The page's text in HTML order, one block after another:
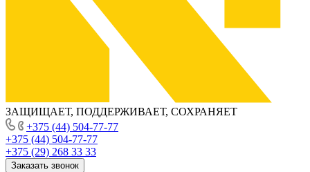
ЗАЩИЩАЕТ, ПОДДЕРЖИВАЕТ, СОХРАНЯЕТ
+375 (44) 504-77-77
+375 (44) 504-77-77
+375 (29) 268 33 33
Заказать звонок